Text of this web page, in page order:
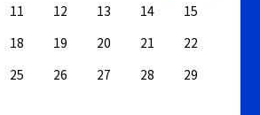
11 12 13 14
15
18 19 20 21
22
25 26 27 28
29